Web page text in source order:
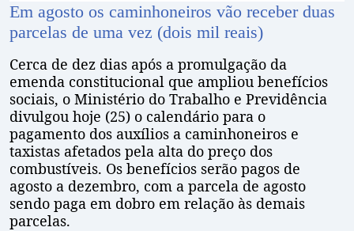
Em agosto os caminhoneiros vão receber duas
parcelas de uma vez (dois mil reais)
Cerca de dez dias após a promulgação da
emenda constitucional que ampliou benefícios
sociais, o Ministério do Trabalho e Previdência
divulgou hoje (25) o calendário para o
pagamento dos auxílios a caminhoneiros e
taxistas afetados pela alta do preço dos
combustíveis. Os benefícios serão pagos de
agosto a dezembro, com a parcela de agosto
sendo paga em dobro em relação às demais
parcelas.